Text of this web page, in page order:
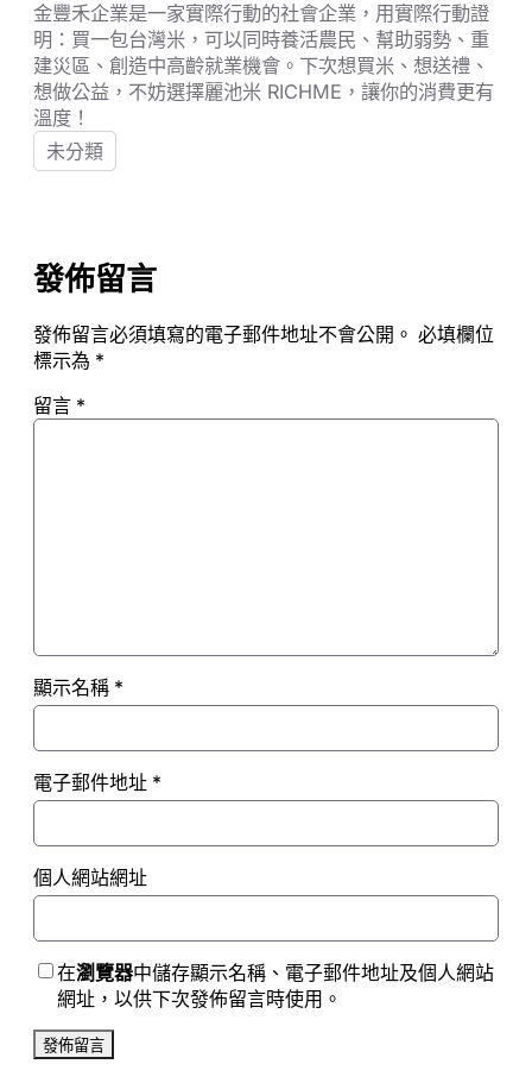
金豐禾企業是一家實際行動的社會企業，用實際行動證
明：買一包台灣米，可以同時養活農民、幫助弱勢、重
建災區、創造中高齡就業機會。下次想買米、想送禮、
想做公益，不妨選擇麗池米 RICHME，讓你的消費更有
溫度！
未分類
發佈留言
發佈留言必須填寫的電子郵件地址不會公開。 必填欄位
標示為 *
留言 *
顯示名稱 *
電子郵件地址 *
個人網站網址
在瀏覽器中儲存顯示名稱、電子郵件地址及個人網站
網址，以供下次發佈留言時使用。